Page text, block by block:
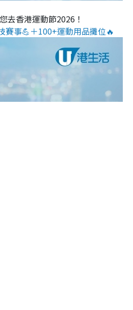
去香港運動節2026！
賽事💪＋100+運動用品攤位🔥